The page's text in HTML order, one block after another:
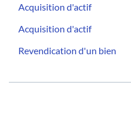
Acquisition d'actif
Acquisition d'actif
Revendication d'un bien